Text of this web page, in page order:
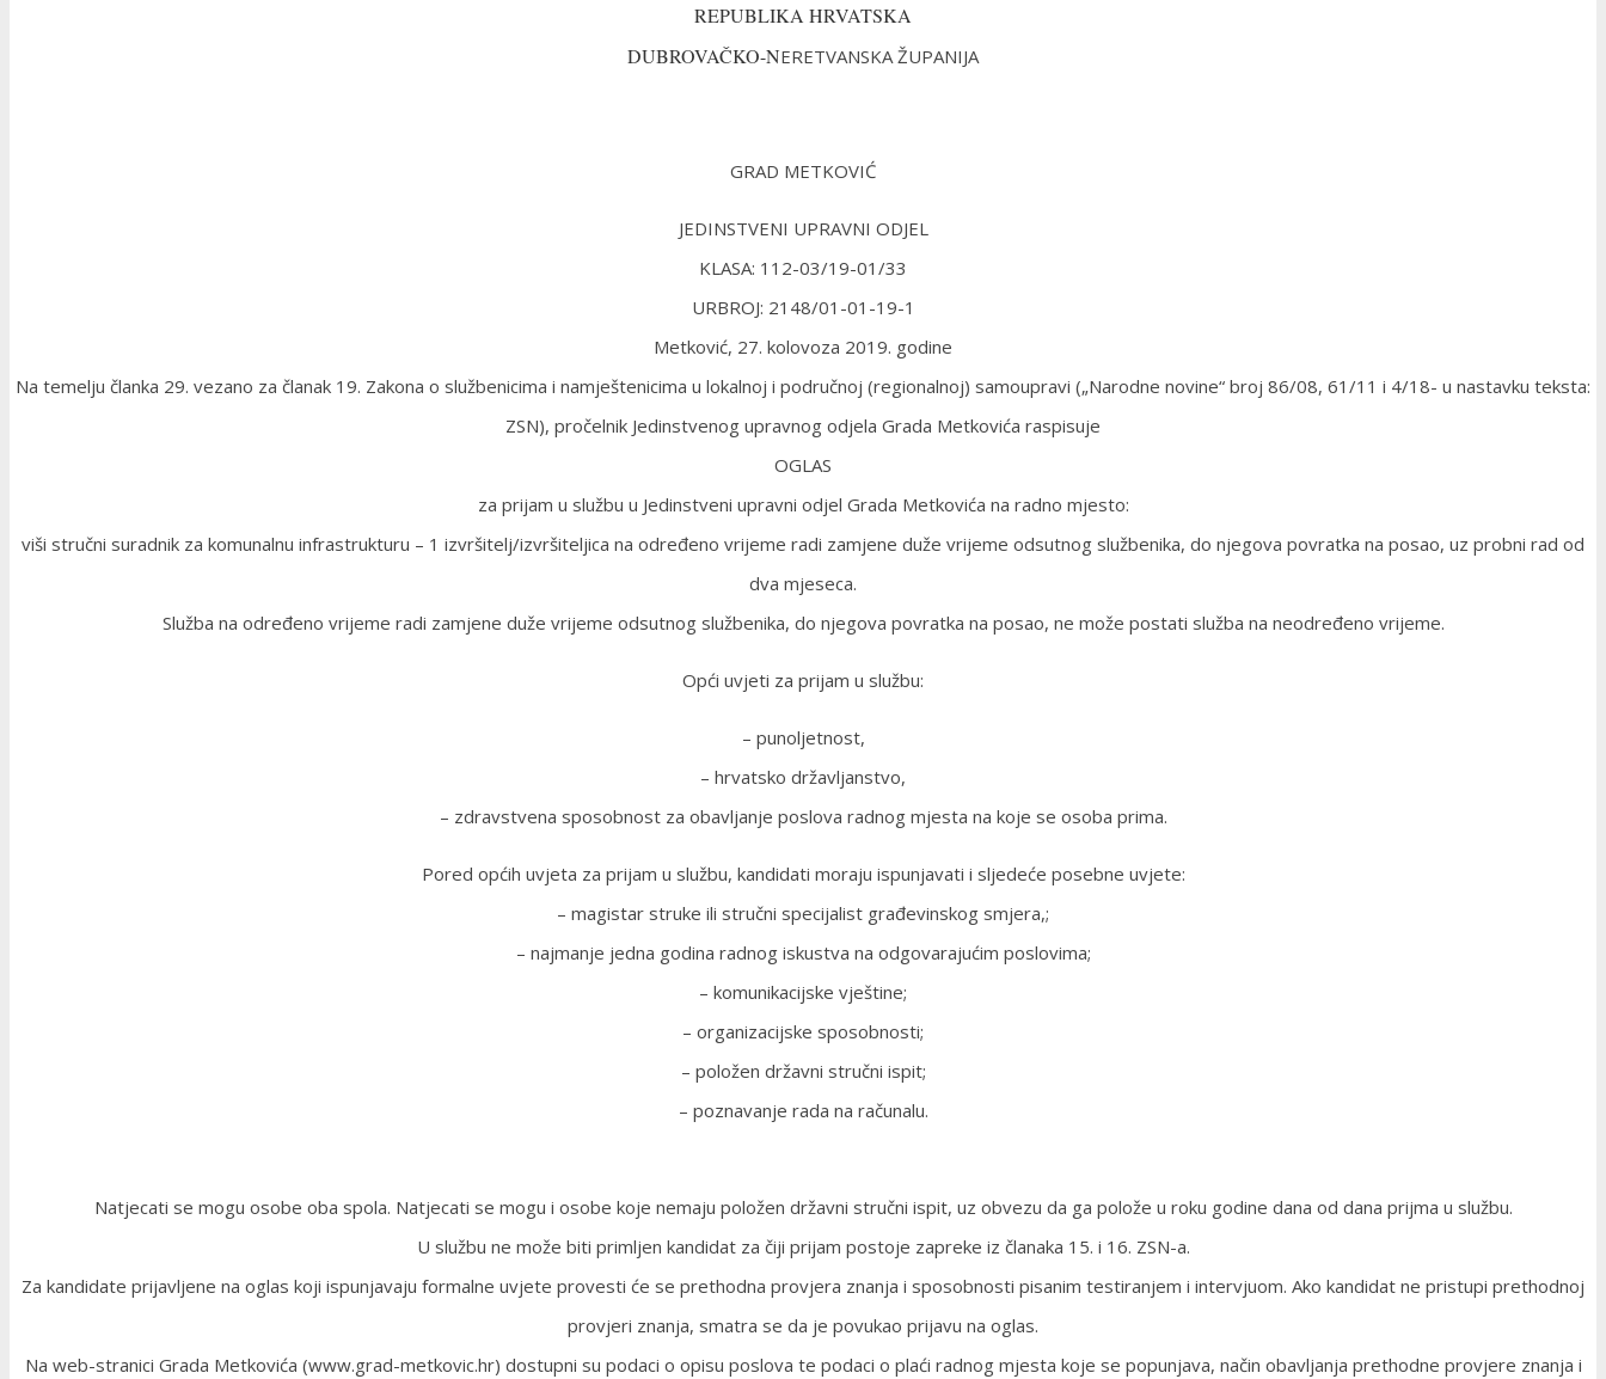
REPUBLIKA HRVATSKA
DUBROVAČKO-NERETVANSKA ŽUPANIJA
GRAD METKOVIĆ
JEDINSTVENI UPRAVNI ODJEL
KLASA: 112-03/19-01/33
URBROJ: 2148/01-01-19-1
Metković, 27. kolovoza 2019. godine
Na temelju članka 29. vezano za članak 19. Zakona o službenicima i namještenicima u lokalnoj i područnoj (regionalnoj) samoupravi („Narodne novine“ broj 86/08, 61/11 i 4/18- u nastavku teksta:
ZSN), pročelnik Jedinstvenog upravnog odjela Grada Metkovića raspisuje
OGLAS
za prijam u službu u Jedinstveni upravni odjel Grada Metkovića na radno mjesto:
viši stručni suradnik za komunalnu infrastrukturu – 1 izvršitelj/izvršiteljica na određeno vrijeme radi zamjene duže vrijeme odsutnog službenika, do njegova povratka na posao, uz probni rad od
dva mjeseca.
Služba na određeno vrijeme radi zamjene duže vrijeme odsutnog službenika, do njegova povratka na posao, ne može postati služba na neodređeno vrijeme.
Opći uvjeti za prijam u službu:
– punoljetnost,
– hrvatsko državljanstvo,
– zdravstvena sposobnost za obavljanje poslova radnog mjesta na koje se osoba prima.
Pored općih uvjeta za prijam u službu, kandidati moraju ispunjavati i sljedeće posebne uvjete:
– magistar struke ili stručni specijalist građevinskog smjera,;
– najmanje jedna godina radnog iskustva na odgovarajućim poslovima;
– komunikacijske vještine;
– organizacijske sposobnosti;
– položen državni stručni ispit;
– poznavanje rada na računalu.
Natjecati se mogu osobe oba spola. Natjecati se mogu i osobe koje nemaju položen državni stručni ispit, uz obvezu da ga polože u roku godine dana od dana prijma u službu.
U službu ne može biti primljen kandidat za čiji prijam postoje zapreke iz članaka 15. i 16. ZSN-a.
Za kandidate prijavljene na oglas koji ispunjavaju formalne uvjete provesti će se prethodna provjera znanja i sposobnosti pisanim testiranjem i intervjuom. Ako kandidat ne pristupi prethodnoj
provjeri znanja, smatra se da je povukao prijavu na oglas.
Na web-stranici Grada Metkovića (www.grad-metkovic.hr) dostupni su podaci o opisu poslova te podaci o plaći radnog mjesta koje se popunjava, način obavljanja prethodne provjere znanja i